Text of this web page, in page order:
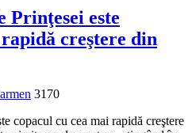
este
creştere din
3170
copacul cu cea mai rapidă creştere